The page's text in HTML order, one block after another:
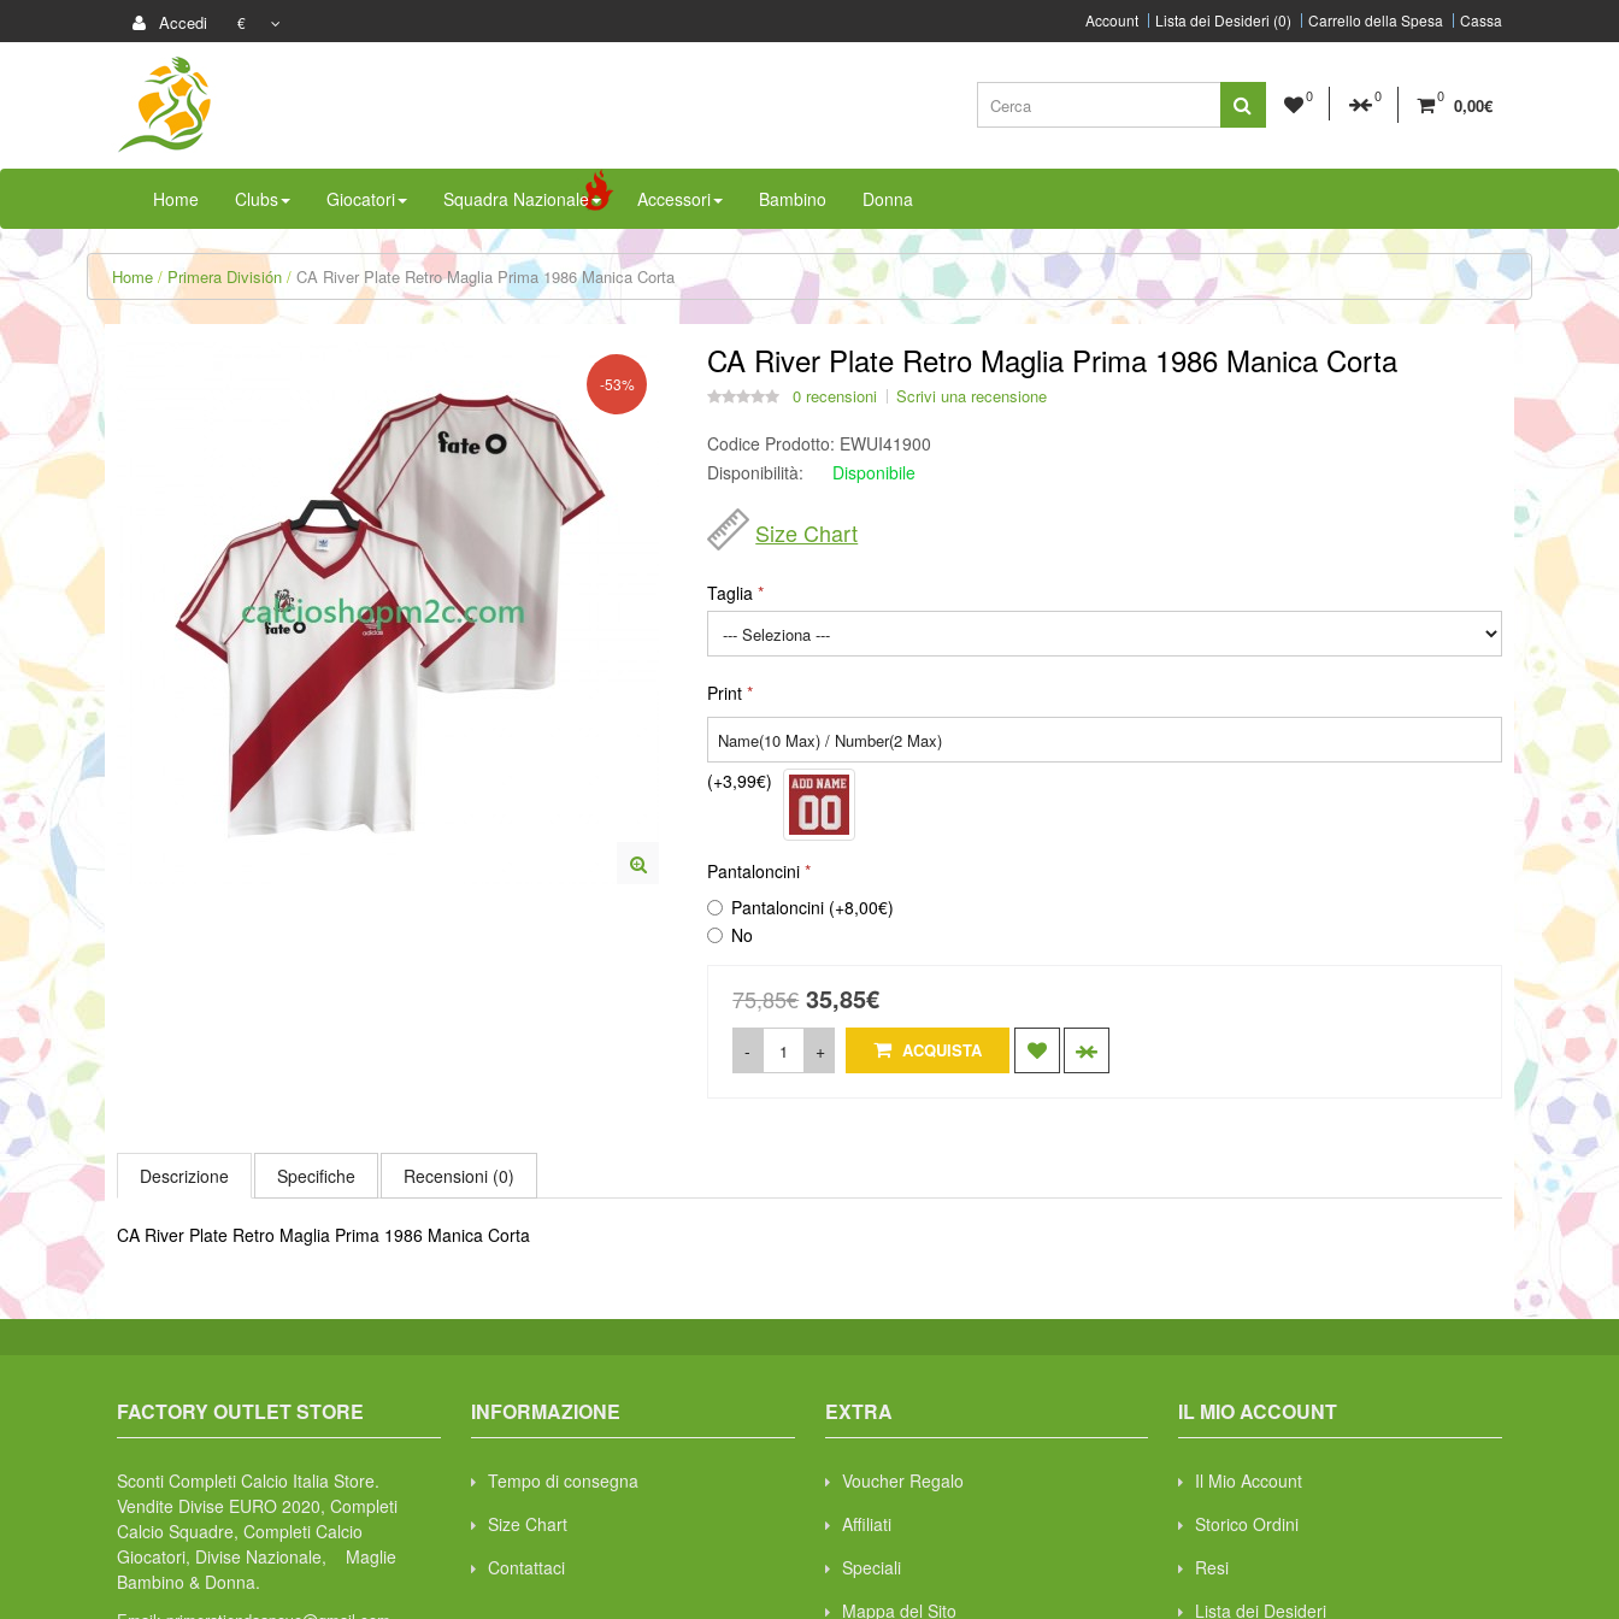
Accedi € Account Lista dei Desideri (0) Carrello della Spesa Cassa
0 0 0 0,00€
Home Clubs Giocatori Squadra Nazionale Accessori Bambino Donna
Home Primera División CA River Plate Retro Maglia Prima 1986 Manica Corta
-53%
CA River Plate Retro Maglia Prima 1986 Manica Corta
0 recensioni Scrivi una recensione
Codice Prodotto: EWUI41900
Disponibilità:
Disponibile
Size Chart
Taglia
Print
(+3,99€)
Pantaloncini
Pantaloncini (+8,00€)
No
75,85€ 35,85€
- + ACQUISTA
Descrizione Specifiche Recensioni (0)
CA River Plate Retro Maglia Prima 1986 Manica Corta
FACTORY OUTLET STORE
Sconti Completi Calcio Italia Store.
Vendite Divise EURO 2020, Completi
Calcio Squadre, Completi Calcio
Giocatori, Divise Nazionale, Maglie
Bambino & Donna.
INFORMAZIONE
Tempo di consegna
Size Chart
Contattaci
EXTRA
Voucher Regalo
Affiliati
Speciali
Mappa del Sito
IL MIO ACCOUNT
Il Mio Account
Storico Ordini
Resi
Lista dei Desideri